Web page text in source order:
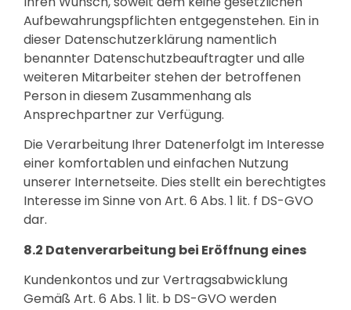
Aufbewahrungspflichten entgegenstehen. Ein in
dieser Datenschutzerklärung namentlich
benannter Datenschutzbeauftragter und alle
weiteren Mitarbeiter stehen der betroffenen
Person in diesem Zusammenhang als
Ansprechpartner zur Verfügung.
Die Verarbeitung Ihrer Datenerfolgt im Interesse
einer komfortablen und einfachen Nutzung
unserer Internetseite. Dies stellt ein berechtigtes
Interesse im Sinne von Art. 6 Abs. 1 lit. f DS-GVO
dar.
8.2 Datenverarbeitung bei Eröffnung eines
Kundenkontos und zur Vertragsabwicklung
Gemäß Art. 6 Abs. 1 lit. b DS-GVO werden